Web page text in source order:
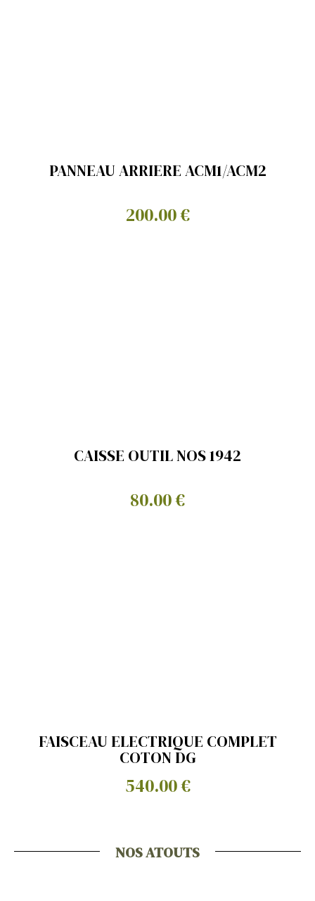
PANNEAU ARRIERE ACM1/ACM2
200.00 €
CAISSE OUTIL NOS 1942
80.00 €
FAISCEAU ELECTRIQUE COMPLET
COTON DG
540.00 €
NOS ATOUTS